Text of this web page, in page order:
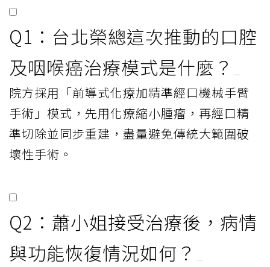
Q1：台北榮總這次推動的口腔
及咽喉癌治療模式是什麼？
院方採用「前導式化療加精準經口機械手臂
手術」模式，先用化療縮小腫瘤，再經口精
準切除並同步重建，盡量避免傳統大範圍破
壞性手術。
Q2：蕭小姐接受治療後，病情
與功能恢復情況如何？